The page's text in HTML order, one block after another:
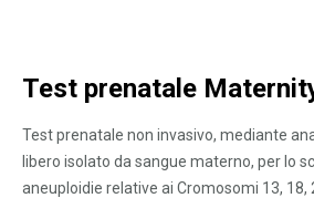
Test prenatale
Test prenatale non invasivo, mediante
libero isolato da sangue materno, per lo
aneuploidie relative ai Cromosomi 13,